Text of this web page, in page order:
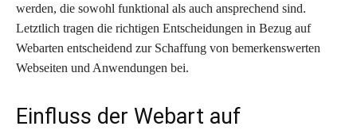
werden, die sowohl funktional als auch ansprechend sind.
Letztlich tragen die richtigen Entscheidungen in Bezug auf
Webarten entscheidend zur Schaffung von bemerkenswerten
Webseiten und Anwendungen bei.
Einfluss der Webart auf